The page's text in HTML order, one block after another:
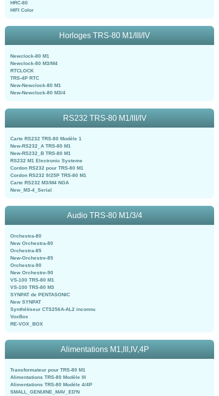
HRC-80
HIFI Color
Horloges TRS-80 M1/III/IV
Newclock-80 M1
Newclock-80 M3/M4
RTCLOCK
TRS-4P RTC
New-Newclock-80 M1
New-Newclock-80 M3/4
RS232 TRS-80 M1/III/IV
Carte RS232 TRS-80 Modèle 1
New-RS232_A TRS-80 M1
New-RS232_B TRS-80 M1
RS232 M1 Electronic Systeme
Cordon RS232 pour TRS-80 M1
Cordon RS232 9/25P TRS-80 M1
Carte RS232 M3/M4 NGA
New_M3-4_Serial
Audio TRS-80 M1/3/4
Orchestra-80
New Orchestra-80
Orchestra-85
New-Orchestre-85
Orchestra-90
New Orchestre-90
VS-100 TRS-80 M1
VS-100 TRS-80 M3
SYNPAT de PENTASONIC
New SYNPAT
Synthétiseur CTS256A-AL2 inconnu
VoxBox
RE-VOX_BOX
Alimentations M1,III,IV,4P
Transformateur pour TRS-80 M1
Alimentations TRS-80 Modèle III
Alimentations TRS-80 Modèle 4/4P
SMALL_GENUINE_MAV_ED'N